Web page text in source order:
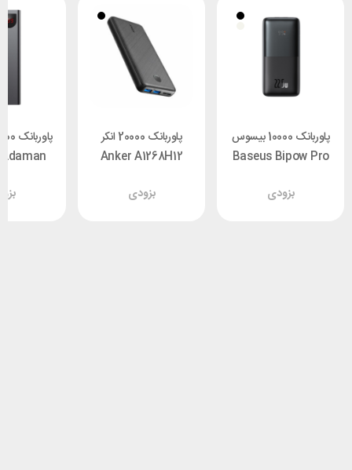
پاوربانک 10000 بیسوس
Baseus Bipow Pro
22.5 وات
بزودی
پاوربانک 20000 انکر
Anker A1268H12
Essential
بزودی